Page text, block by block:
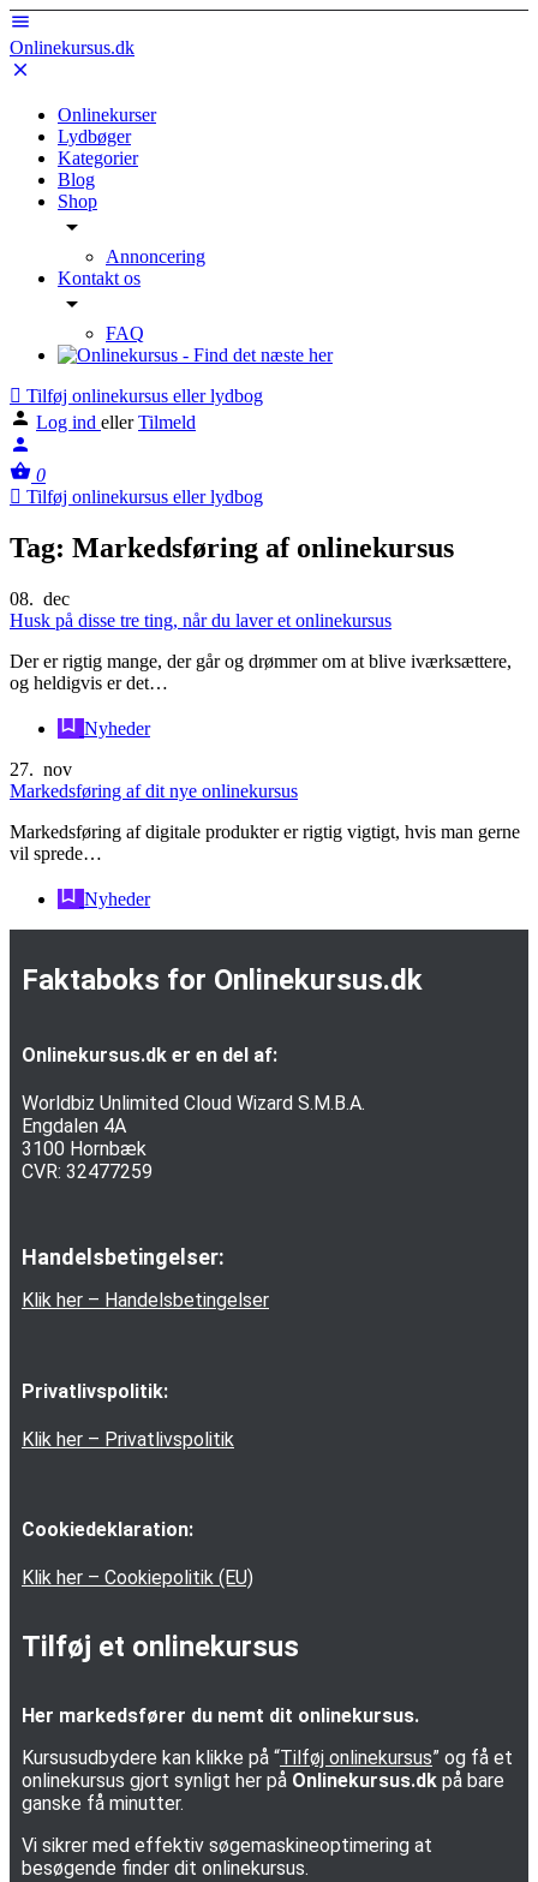
Onlinekursus.dk
Onlinekurser
Lydbøger
Kategorier
Blog
Shop
Annoncering
Kontakt os
FAQ
Tilføj onlinekursus eller lydbog
Log ind eller Tilmeld
0
Tilføj onlinekursus eller lydbog
Tag: Markedsføring af onlinekursus
08. dec
Husk på disse tre ting, når du laver et onlinekursus
Der er rigtig mange, der går og drømmer om at blive iværksættere,
og heldigvis er det…
Nyheder
27. nov
Markedsføring af dit nye onlinekursus
Markedsføring af digitale produkter er rigtig vigtigt, hvis man gerne
vil sprede…
Nyheder
Faktaboks for Onlinekursus.dk
Onlinekursus.dk er en del af:
Worldbiz Unlimited Cloud Wizard S.M.B.A.
Engdalen 4A
3100 Hornbæk
CVR: 32477259
Handelsbetingelser:
Klik her – Handelsbetingelser
Privatlivspolitik:
Klik her – Privatlivspolitik
Cookiedeklaration:
Klik her – Cookiepolitik (EU)
Tilføj et onlinekursus
Her markedsfører du nemt dit onlinekursus.
Kursusudbydere kan klikke på “Tilføj onlinekursus” og få et
onlinekursus gjort synligt her på Onlinekursus.dk på bare
ganske få minutter.
Vi sikrer med effektiv søgemaskineoptimering at
besøgende finder dit onlinekursus.